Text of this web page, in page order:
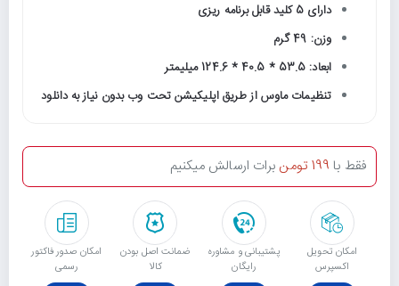
دارای 5 کلید قابل برنامه ریزی
وزن: 49 گرم
ابعاد: 53.5 * 40.5 * 124.6 میلیمتر
تنظیمات ماوس از طریق اپلیکیشن تحت وب بدون نیاز به دانلود
امکان تحویل
اکسپرس
پشتیبانی و مشاوره
رایگان
ﺿﻤﺎﻧﺖ اﺻﻞ ﺑﻮدن
ﮐﺎﻟﺎ
امکان صدور فاکتور
رسمی
فقط با 199 تومن برات ارسالش میکنیم